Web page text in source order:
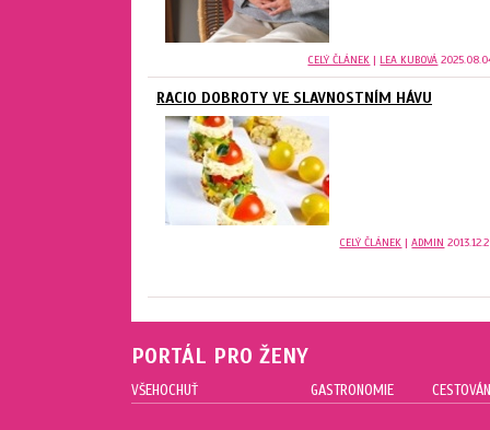
CELÝ ČLÁNEK | LEA KUBOVÁ
RACIO DOBROTY VE SLAVNOSTNÍM HÁVU
CELÝ ČLÁNEK |ADMIN
PORTÁL PRO ŽENY
VŠEHOCHUŤ GASTRONOMIE